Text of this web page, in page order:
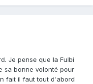
Je pense que la Fulbi
sa bonne volonté pour
fait il faut tout d'abord